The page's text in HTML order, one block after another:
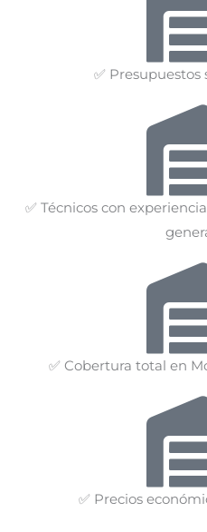
✅
✅ Técnicos con
✅ Cobertura total en
✅ Precios